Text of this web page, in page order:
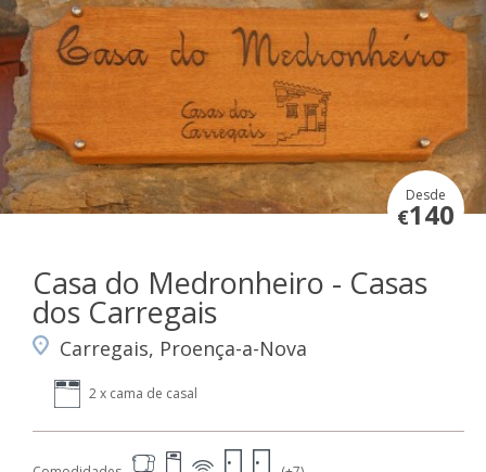
Desde
€140
Casa do Medronheiro - Casas
dos Carregais
Carregais, Proença-a-Nova
2 x cama de casal